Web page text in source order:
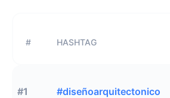
# HASHTAG
#1 #diseñoarquitectonico